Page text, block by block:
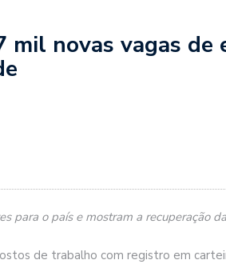
novas vagas de
para o país e mostram a recuperação
de trabalho com registro em